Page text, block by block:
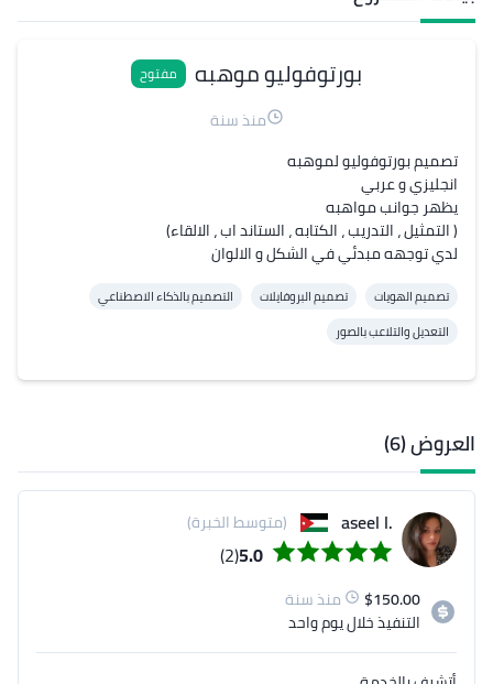
بورتوفوليو موهبه مفتوح
منذ سنة
لدي توجهه مبدئي في الشكل و الالوان
تصميم الهويات تصميم البروفايلات
التصميم بالذكاء الاصطناعي
التعديل والتلاعب بالصور
العروض (6)
.aseel l (متوسط الخبرة)
5.0
(2)
$150.00
منذ سنة
التنفيذخلال يوم واحد